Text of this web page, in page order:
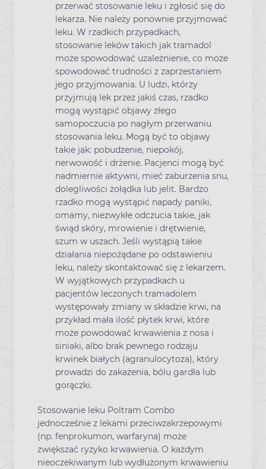
przerwać stosowanie leku i zgłosić się do
lekarza. Nie należy ponownie przyjmować
leku. W rzadkich przypadkach,
stosowanie leków takich jak tramadol
może spowodować uzależnienie, co może
spowodować trudności z zaprzestaniem
jego przyjmowania. U ludzi, którzy
przyjmują lek przez jakiś czas, rzadko
mogą wystąpić objawy złego
samopoczucia po nagłym przerwaniu
stosowania leku. Mogą być to objawy
takie jak: pobudzenie, niepokój,
nerwowość i drżenie. Pacjenci mogą być
nadmiernie aktywni, mieć zaburzenia snu,
dolegliwości żołądka lub jelit. Bardzo
rzadko mogą wystąpić napady paniki,
omamy, niezwykłe odczucia takie, jak
świąd skóry, mrowienie i drętwienie,
szum w uszach. Jeśli wystąpią takie
działania niepożądane po odstawieniu
leku, należy skontaktować się z lekarzem.
W wyjątkowych przypadkach u
pacjentów leczonych tramadolem
występowały zmiany w składzie krwi, na
przykład mała ilość płytek krwi, które
może powodować krwawienia z nosa i
siniaki, albo brak pewnego rodzaju
krwinek białych (agranulocytoza), który
prowadzi do zakażenia, bólu gardła lub
gorączki.
Stosowanie leku Poltram Combo
jednocześnie z lekami przeciwzakrzepowymi
(np. fenprokumon, warfaryna) może
zwiększać ryzyko krwawienia. O każdym
nieoczekiwanym lub wydłużonym krwawieniu